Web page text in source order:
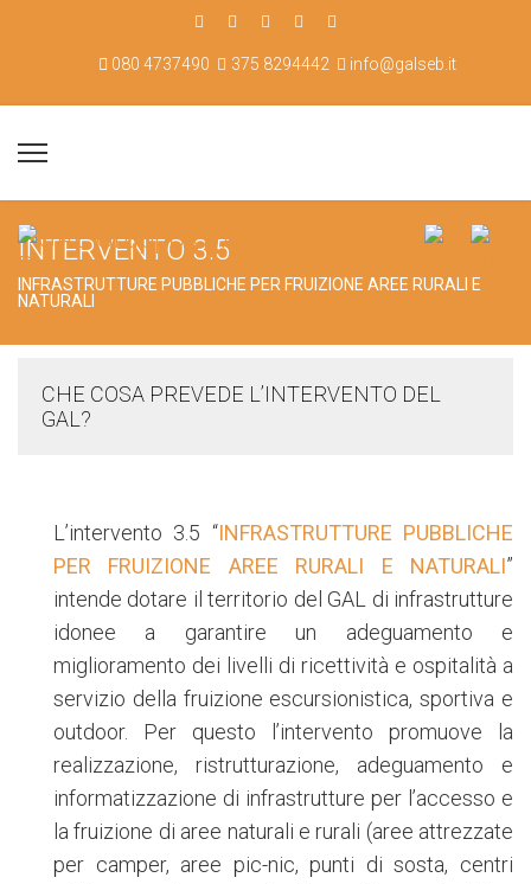
080 4737490 375 8294442 info@galseb.it
INTERVENTO 3.5
INFRASTRUTTURE PUBBLICHE PER FRUIZIONE AREE RURALI E
NATURALI
CHE COSA PREVEDE L’INTERVENTO DEL
GAL?
L’intervento 3.5 “INFRASTRUTTURE PUBBLICHE
PER FRUIZIONE AREE RURALI E NATURALI”
intende dotare il territorio del GAL di infrastrutture
idonee a garantire un adeguamento e
miglioramento dei livelli di ricettività e ospitalità a
servizio della fruizione escursionistica, sportiva e
outdoor. Per questo l’intervento promuove la
realizzazione, ristrutturazione, adeguamento e
informatizzazione di infrastrutture per l’accesso e
la fruizione di aree naturali e rurali (aree attrezzate
per camper, aree pic-nic, punti di sosta, centri